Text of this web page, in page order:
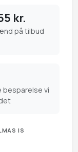
kr.
på tilbud
vi
IS